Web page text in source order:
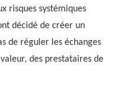
risques systémiques
décidé de créer un
de réguler les échanges
des prestataires de